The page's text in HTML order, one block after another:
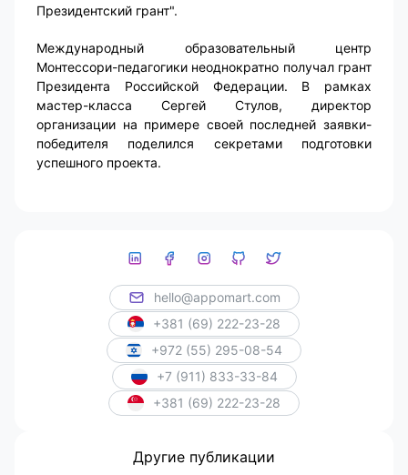
Президентский грант".
Международный образовательный центр
Монтессори-педагогики неоднократно получал грант
Президента Российской Федерации. В рамках
мастер-класса Сергей Стулов, директор
организации на примере своей последней заявки-
победителя поделился секретами подготовки
успешного проекта.
Другие публикации
hello@appomart.com
+381 (69) 222-23-28
+972 (55) 295-08-54
+7 (911) 833-33-84
+381 (69) 222-23-28